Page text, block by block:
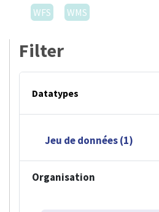
WFS
WMS
Filter
Datatypes
Jeu de données (1)
Organisation